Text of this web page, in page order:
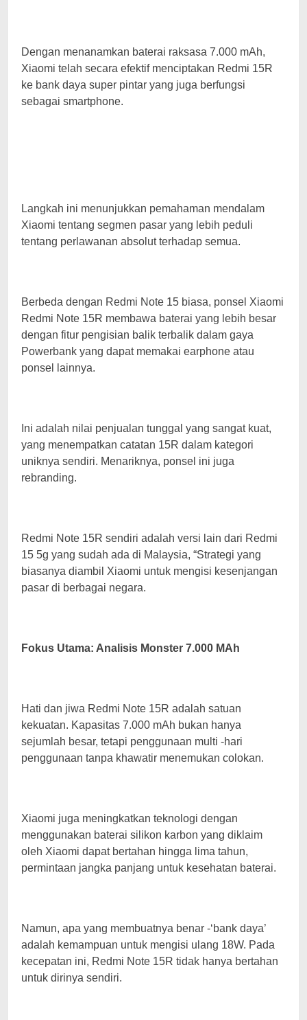
Dengan menanamkan baterai raksasa 7.000 mAh,
Xiaomi telah secara efektif menciptakan Redmi 15R
ke bank daya super pintar yang juga berfungsi
sebagai smartphone.
Langkah ini menunjukkan pemahaman mendalam
Xiaomi tentang segmen pasar yang lebih peduli
tentang perlawanan absolut terhadap semua.
Berbeda dengan Redmi Note 15 biasa, ponsel Xiaomi
Redmi Note 15R membawa baterai yang lebih besar
dengan fitur pengisian balik terbalik dalam gaya
Powerbank yang dapat memakai earphone atau
ponsel lainnya.
Ini adalah nilai penjualan tunggal yang sangat kuat,
yang menempatkan catatan 15R dalam kategori
uniknya sendiri. Menariknya, ponsel ini juga
rebranding.
Redmi Note 15R sendiri adalah versi lain dari Redmi
15 5g yang sudah ada di Malaysia, “Strategi yang
biasanya diambil Xiaomi untuk mengisi kesenjangan
pasar di berbagai negara.
Fokus Utama: Analisis Monster 7.000 MAh
Hati dan jiwa Redmi Note 15R adalah satuan
kekuatan. Kapasitas 7.000 mAh bukan hanya
sejumlah besar, tetapi penggunaan multi -hari
penggunaan tanpa khawatir menemukan colokan.
Xiaomi juga meningkatkan teknologi dengan
menggunakan baterai silikon karbon yang diklaim
oleh Xiaomi dapat bertahan hingga lima tahun,
permintaan jangka panjang untuk kesehatan baterai.
Namun, apa yang membuatnya benar -‘bank daya’
adalah kemampuan untuk mengisi ulang 18W. Pada
kecepatan ini, Redmi Note 15R tidak hanya bertahan
untuk dirinya sendiri.